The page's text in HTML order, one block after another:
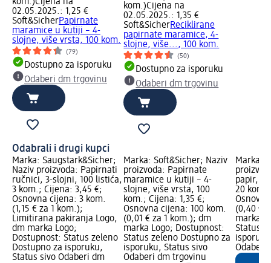
02.05.2025.: 1,25 €
Soft&SicherPapirnate
maramice u kutiji – 4-
slojne, više vrsta, 100 kom.
(79)
Dostupno za isporuku
Odaberi dm trgovinu
kom.)Cijena na
02.05.2025.: 1,35 €
Soft&SicherReciklirane
papirnate maramice, 4-
slojne, više..., 100 kom.
(50)
Dostupno za isporuku
Odaberi dm trgovinu
Odabrali i drugi kupci
Marka: Saugstark&Sicher;
Naziv proizvoda: Papirnati
ručnici, 3-slojni, 100 listića,
3 kom.; Cijena: 3,45 €;
Osnovna cijena: 3 kom.
(1,15 € za 1 kom.);
Limitirana pakiranja Logo,
dm marka Logo;
Dostupnost: Status zeleno
Dostupno za isporuku,
Status sivo Odaberi dm
Marka: Soft&Sicher; Naziv
proizvoda: Papirnate
maramice u kutiji – 4-
slojne, više vrsta, 100
kom.; Cijena: 1,35 €;
Osnovna cijena: 100 kom.
(0,01 € za 1 kom.); dm
marka Logo; Dostupnost:
Status zeleno Dostupno za
isporuku, Status sivo
Odaberi dm trgovinu
Marka:
papir,
20
(0,40 €
marka
Status
Odaberi